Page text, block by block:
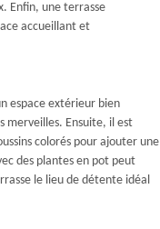
Enfin, une terrasse
accueillant et
espace extérieur bien
merveilles. Ensuite, il est
colorés pour ajouter une
des plantes en pot peut
le lieu de détente idéal